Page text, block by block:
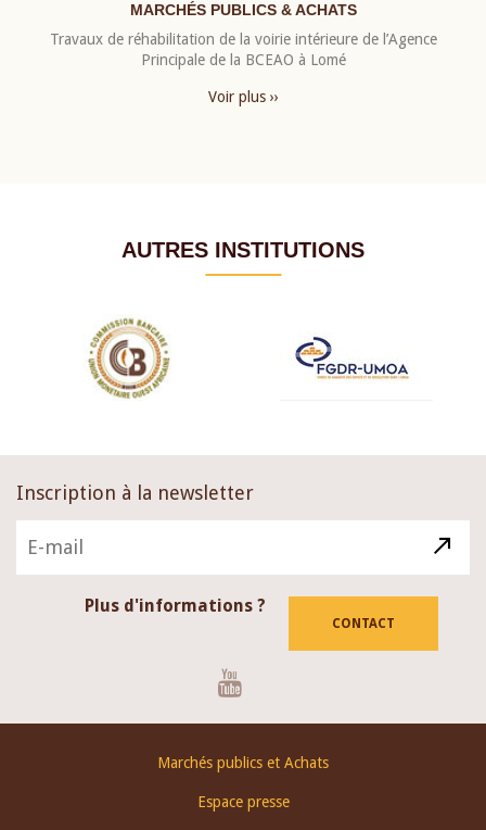
MARCHÉS PUBLICS & ACHATS
Travaux de réhabilitation de la voirie intérieure de l’Agence
Principale de la BCEAO à Lomé
Voir plus ››
AUTRES INSTITUTIONS
Inscription à la newsletter
Plus d'informations ?
CONTACT
Marchés publics et Achats
Espace presse